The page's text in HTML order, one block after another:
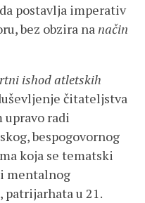
postavlja imperativ
bez obzira na način
ishod atletskih
čitateljstva
upravo radi
bespogovornog
koja se tematski
mentalnog
u 21.